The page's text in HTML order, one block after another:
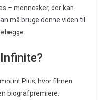
– mennesker, der kan
må bruge denne viden til
Plus, hvor filmen
biografpremiere.